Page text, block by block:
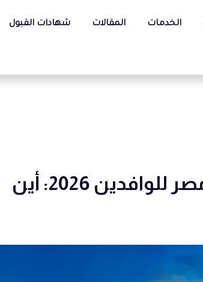
الخدمات المقالات شهادات القبول
كل ما يخص دراسة العلوم البيئية في مصر للوافدين 2026: أين